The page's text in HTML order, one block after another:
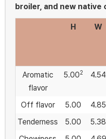
broiler, and new native
H W
Aromatic
flavor
5.002 4.54
Off flavor 5.00 4.85
Tenderness
5.00 5.38